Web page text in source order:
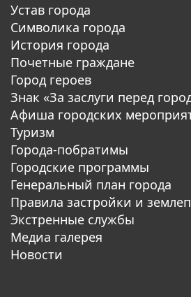
Устав города
Символика города
История города
Почетные граждане
Город героев
Знак «За заслуги перед
Афиша городских
Туризм
Города-побратимы
Городские программы
Генеральный план города
Правила застройки и
Экстренные службы
Медиа галерея
Новости